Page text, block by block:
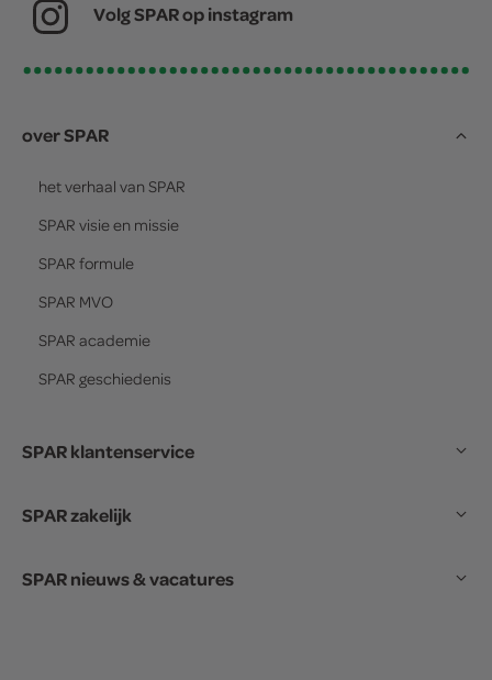
Volg SPAR op instagram
over SPAR
het verhaal van SPAR
SPAR visie en missie
SPAR formule
SPAR MVO
SPAR academie
SPAR geschiedenis
SPAR klantenservice
SPAR zakelijk
SPAR nieuws & vacatures